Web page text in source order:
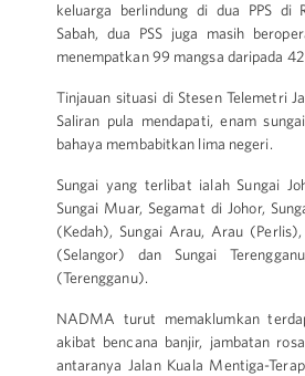
keluarga berlindung di dua PPS di
Sabah, dua PSS juga masih
menempatkan 99 mangsa daripada
Tinjauan situasi di Stesen Telemetri
Saliran pula mendapati, enam
bahaya membabitkan lima negeri.
Sungai yang terlibat ialah Sungai
Sungai Muar, Segamat di Johor,
(Kedah), Sungai Arau, Arau (Perlis),
(Selangor) dan Sungai
(Terengganu).
NADMA turut memaklumkan
akibat bencana banjir, jambatan
antaranya Jalan Kuala Mentiga-